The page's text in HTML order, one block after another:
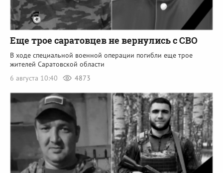
Еще трое саратовцев не вернулись с СВО
В ходе специальной военной операции погибли еще трое
жителей Саратовской области
6 августа 10:40
4873